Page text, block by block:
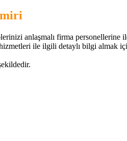
anlaşmalı firma personellerine
ile ilgili detaylı bilgi almak